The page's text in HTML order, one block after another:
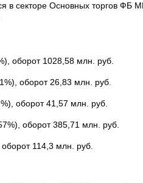
в секторе Основных торгов ФБ
оборот 1028,58 млн. руб.
оборот 26,83 млн. руб.
оборот 41,57 млн. руб.
оборот 385,71 млн. руб.
114,3 млн. руб.